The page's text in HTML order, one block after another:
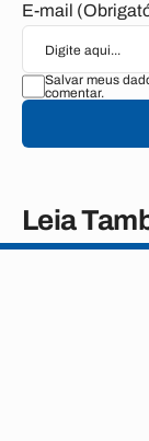
E-mail
Salvar meus
comentar.
Leia